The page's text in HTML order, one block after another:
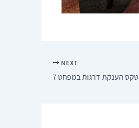
NEXT
טקס הענקת דרגות במפחט 7